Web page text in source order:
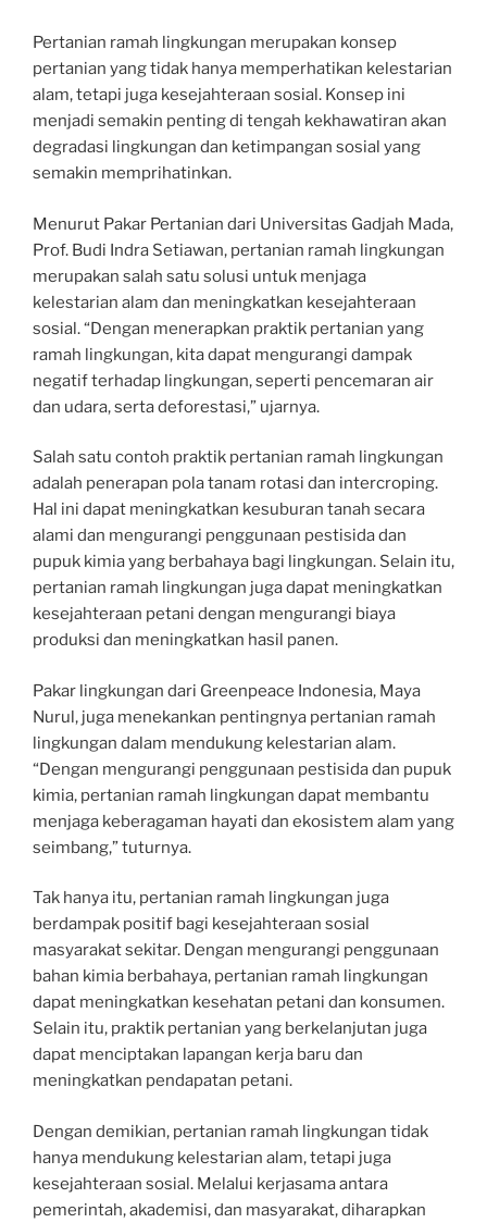
Pertanian ramah lingkungan merupakan konsep
pertanian yang tidak hanya memperhatikan kelestarian
alam, tetapi juga kesejahteraan sosial. Konsep ini
menjadi semakin penting di tengah kekhawatiran akan
degradasi lingkungan dan ketimpangan sosial yang
semakin memprihatinkan.
Menurut Pakar Pertanian dari Universitas Gadjah Mada,
Prof. Budi Indra Setiawan, pertanian ramah lingkungan
merupakan salah satu solusi untuk menjaga
kelestarian alam dan meningkatkan kesejahteraan
sosial. “Dengan menerapkan praktik pertanian yang
ramah lingkungan, kita dapat mengurangi dampak
negatif terhadap lingkungan, seperti pencemaran air
dan udara, serta deforestasi,” ujarnya.
Salah satu contoh praktik pertanian ramah lingkungan
adalah penerapan pola tanam rotasi dan intercroping.
Hal ini dapat meningkatkan kesuburan tanah secara
alami dan mengurangi penggunaan pestisida dan
pupuk kimia yang berbahaya bagi lingkungan. Selain itu,
pertanian ramah lingkungan juga dapat meningkatkan
kesejahteraan petani dengan mengurangi biaya
produksi dan meningkatkan hasil panen.
Pakar lingkungan dari Greenpeace Indonesia, Maya
Nurul, juga menekankan pentingnya pertanian ramah
lingkungan dalam mendukung kelestarian alam.
“Dengan mengurangi penggunaan pestisida dan pupuk
kimia, pertanian ramah lingkungan dapat membantu
menjaga keberagaman hayati dan ekosistem alam yang
seimbang,” tuturnya.
Tak hanya itu, pertanian ramah lingkungan juga
berdampak positif bagi kesejahteraan sosial
masyarakat sekitar. Dengan mengurangi penggunaan
bahan kimia berbahaya, pertanian ramah lingkungan
dapat meningkatkan kesehatan petani dan konsumen.
Selain itu, praktik pertanian yang berkelanjutan juga
dapat menciptakan lapangan kerja baru dan
meningkatkan pendapatan petani.
Dengan demikian, pertanian ramah lingkungan tidak
hanya mendukung kelestarian alam, tetapi juga
kesejahteraan sosial. Melalui kerjasama antara
pemerintah, akademisi, dan masyarakat, diharapkan